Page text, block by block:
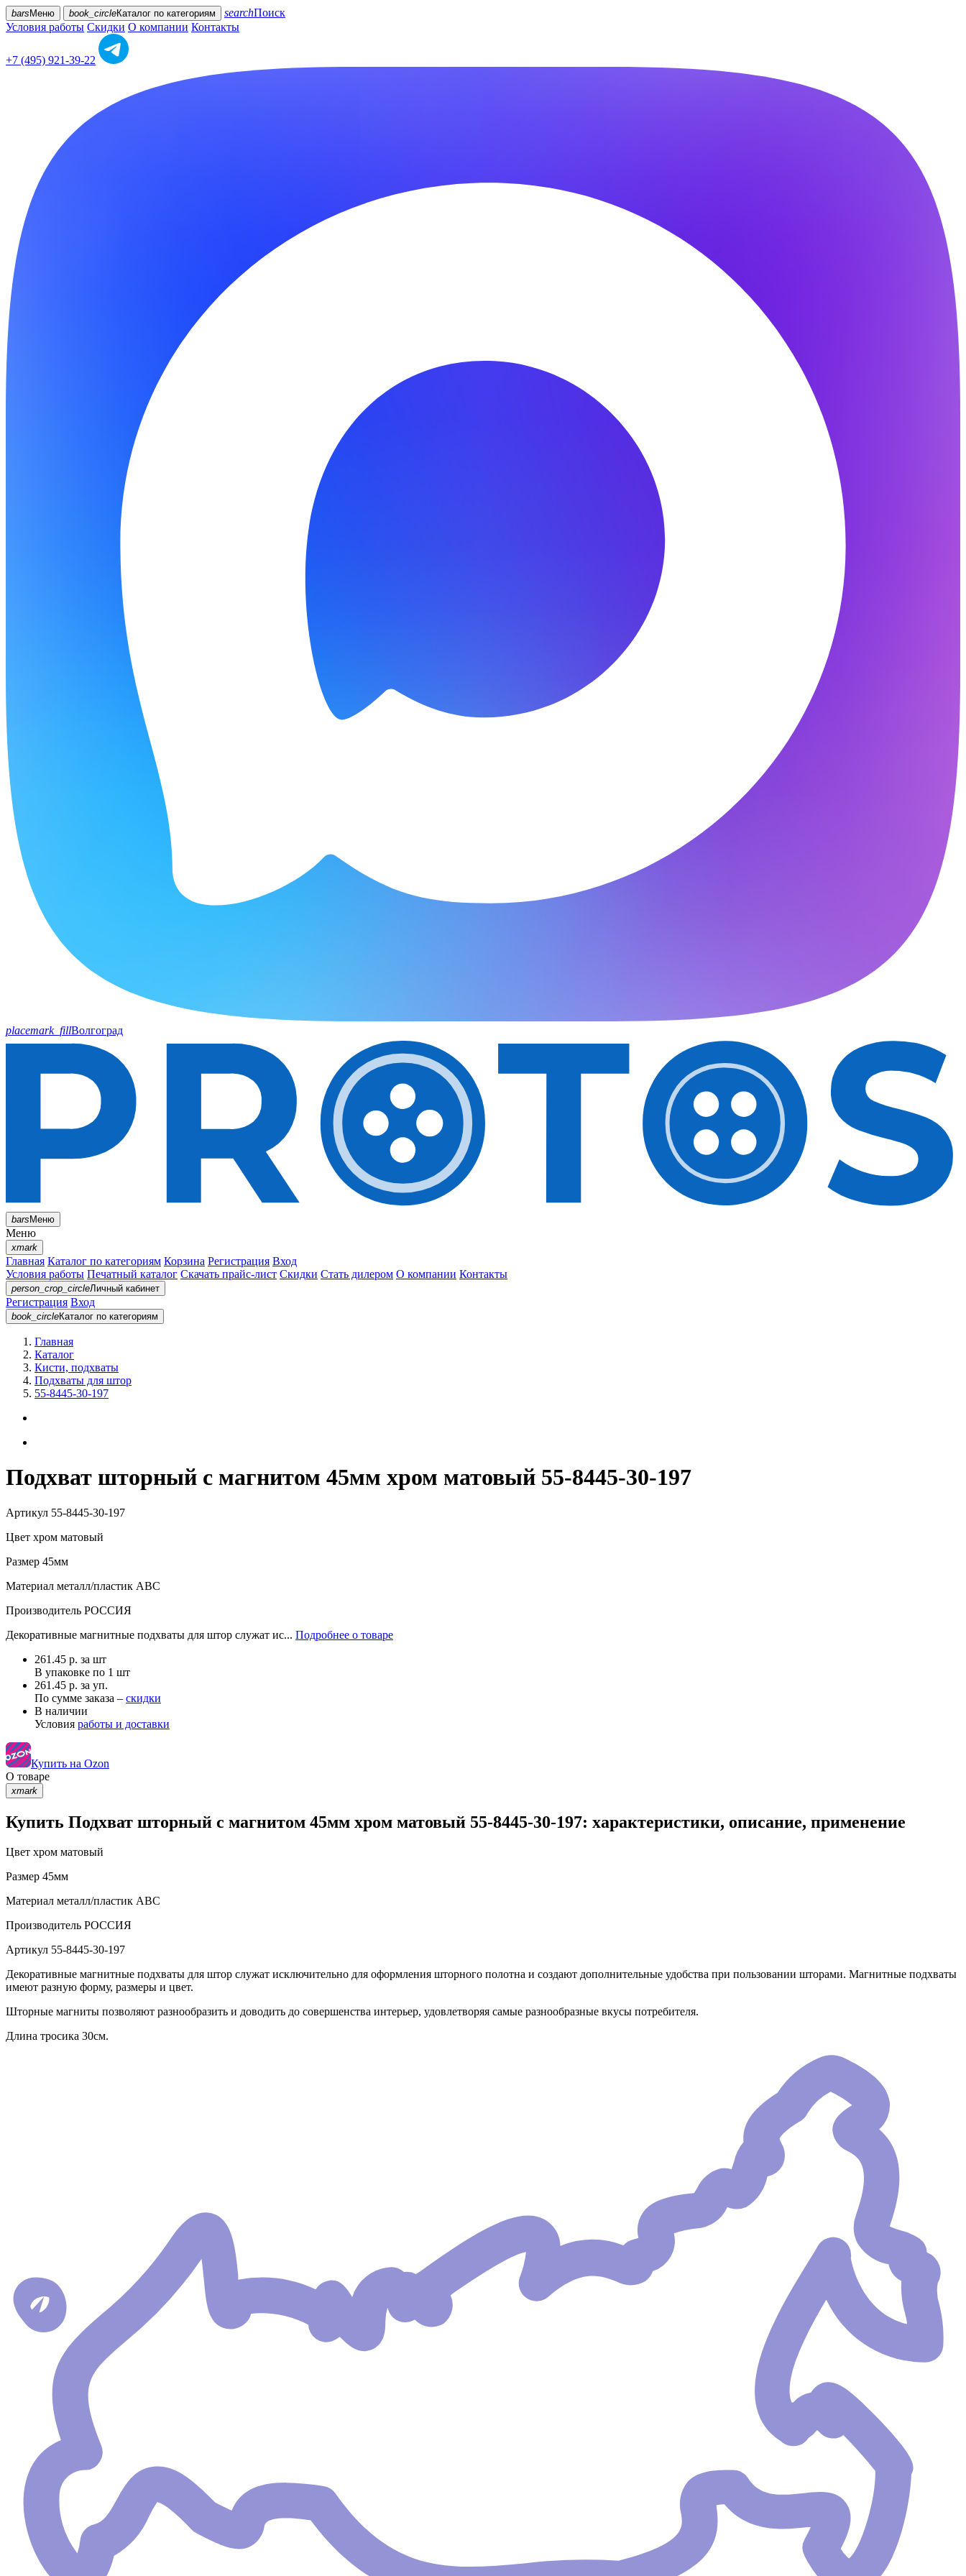
bars Меню book_circleКаталог по категориям searchПоиск
Условия работы Скидки О компании Контакты
+7 (495) 921-39-22
placemark_fillВолгоград
barsМеню
Меню
xmark
Главная Каталог по категориям Корзина Регистрация Вход
Условия работы Печатный каталог Скачать прайс-лист Скидки Стать дилером О компании Контакты
person_crop_circleЛичный кабинет
Регистрация Вход
book_circleКаталог по категориям
Главная
Каталог
Кисти, подхваты
Подхваты для штор
55-8445-30-197
Подхват шторный с магнитом 45мм хром матовый 55-8445-30-197
Артикул 55-8445-30-197
Цвет хром матовый
Размер 45мм
Материал металл/пластик АВС
Производитель РОССИЯ
Декоративные магнитные подхваты для штор служат ис... Подробнее о товаре
261.45 р. за шт
В упаковке по 1 шт
261.45 р. за уп.
По сумме заказа – скидки
В наличии
Условия работы и доставки
Купить на Ozon
О товаре
xmark
Купить Подхват шторный с магнитом 45мм хром матовый 55-8445-30-197: характеристики, описание, применение
Цвет хром матовый
Размер 45мм
Материал металл/пластик АВС
Производитель РОССИЯ
Артикул 55-8445-30-197
Декоративные магнитные подхваты для штор служат исключительно для оформления шторного полотна и создают дополнительные удобства при пользовании шторами. Магнитные подхваты
имеют разную форму, размеры и цвет.
Шторные магниты позволяют разнообразить и доводить до совершенства интерьер, удовлетворяя самые разнообразные вкусы потребителя.
Длина тросика 30см.